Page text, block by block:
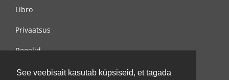
See veebisait kasutab küpsiseid, et tagada
Libro
Privaatsus
Reeglid
Võta meiega ühendust